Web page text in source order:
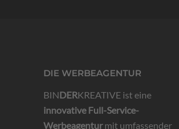
DIE WERBEAGENTUR
BINDERKREATIVE ist eine
innovative Full-Service-
Werbeagenturmit umfassender